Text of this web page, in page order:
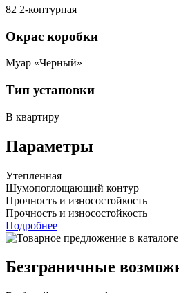
82 2-контурная
Окрас коробки
Муар «Черный»
Тип установки
В квартиру
Параметры
Утепленная
Шумопоглощающий контур
Прочность и износостойкость
Прочность и износостойкость
Подробнее
Безграничные